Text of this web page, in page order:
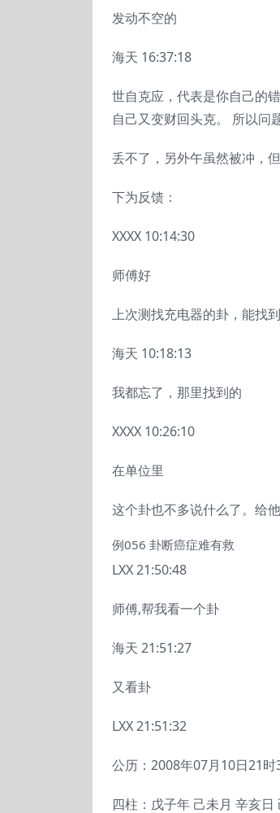
发动不空的
海天 16:37:18
世自克应，代表是你自己的
自己又变财回头克。 所以问
丢不了，另外午虽然被冲，
下为反馈：
XXXX 10:14:30
师傅好
上次测找充电器的卦，能找到
海天 10:18:13
我都忘了，那里找到的
XXXX 10:26:10
在单位里
这个卦也不多说什么了。给
例056 卦断癌症难有救
LXX 21:50:48
师傅,帮我看一个卦
海天 21:51:27
又看卦
LXX 21:51:32
公历：2008年07月10日21时
四柱：戊子年 己未月 辛亥日